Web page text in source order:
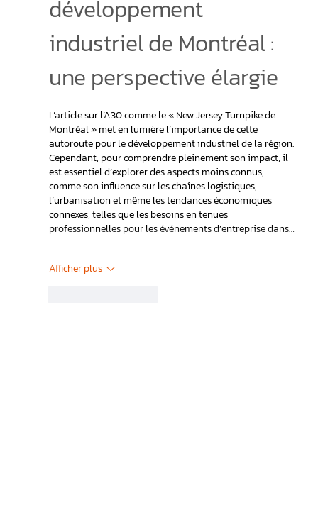
développement
industriel de Montréal :
une perspective élargie
L’article sur l’A30 comme le « New Jersey Turnpike de
Montréal » met en lumière l’importance de cette
autoroute pour le développement industriel de la région.
Cependant, pour comprendre pleinement son impact, il
est essentiel d’explorer des aspects moins connus,
comme son influence sur les chaînes logistiques,
l’urbanisation et même les tendances économiques
connexes, telles que les besoins en tenues
professionnelles pour les événements d’entreprise dans…
Afficher plus